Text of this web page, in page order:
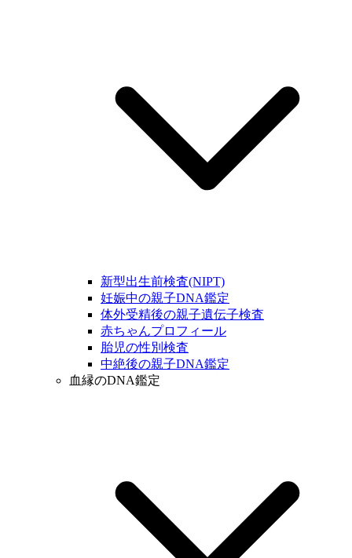
新型出生前検査(NIPT)
妊娠中の親子DNA鑑定
体外受精後の親子遺伝子検査
赤ちゃんプロフィール
胎児の性別検査
中絶後の親子DNA鑑定
血縁のDNA鑑定